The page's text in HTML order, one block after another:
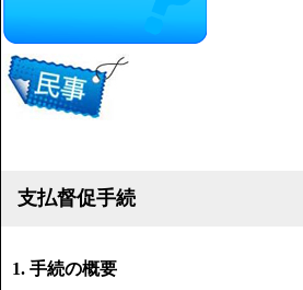
法律相談案内
弁護士料について
事務所所在地
顧問契約について
武田正男の独り言
支払督促手続
1. 手続の概要